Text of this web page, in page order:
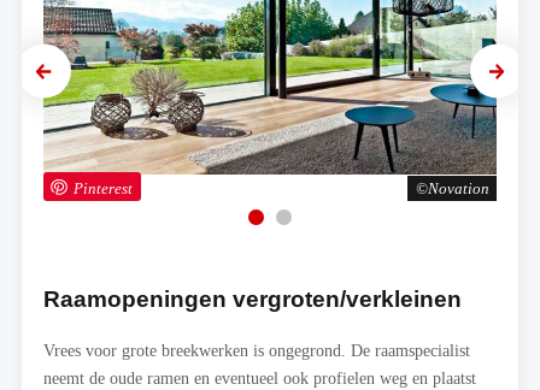
Previous
Novation
Pinterest
Next
Raamopeningen vergroten/verkleinen
Vrees voor grote breekwerken is ongegrond. De raamspecialist
neemt de oude ramen en eventueel ook profielen weg en plaatst